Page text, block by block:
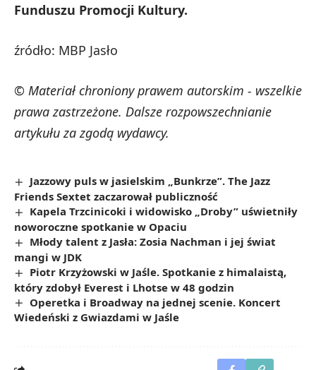
Funduszu Promocji Kultury.
źródło: MBP Jasło
© Materiał chroniony prawem autorskim - wszelkie
prawa zastrzeżone. Dalsze rozpowszechnianie
artykułu za zgodą wydawcy.
Jazzowy puls w jasielskim „Bunkrze”. The Jazz
Friends Sextet zaczarował publiczność
Kapela Trzcinicoki i widowisko „Droby” uświetniły
noworoczne spotkanie w Opaciu
Młody talent z Jasła: Zosia Nachman i jej świat
mangi w JDK
Piotr Krzyżowski w Jaśle. Spotkanie z himalaistą,
który zdobył Everest i Lhotse w 48 godzin
Operetka i Broadway na jednej scenie. Koncert
Wiedeński z Gwiazdami w Jaśle